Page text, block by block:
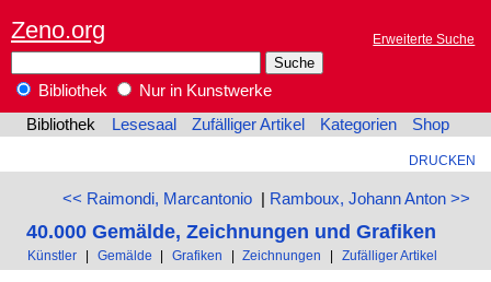
Zeno.org Erweiterte Suche
Bibliothek
Nur in Kunstwerke
Bibliothek
Lesesaal Zufälliger Artikel Kategorien Shop
DRUCKEN
<< Raimondi, Marcantonio| Ramboux, Johann Anton >>
40.000 Gemälde, Zeichnungen und Grafiken
Künstler | Gemälde | Grafiken | Zeichnungen | Zufälliger Artikel